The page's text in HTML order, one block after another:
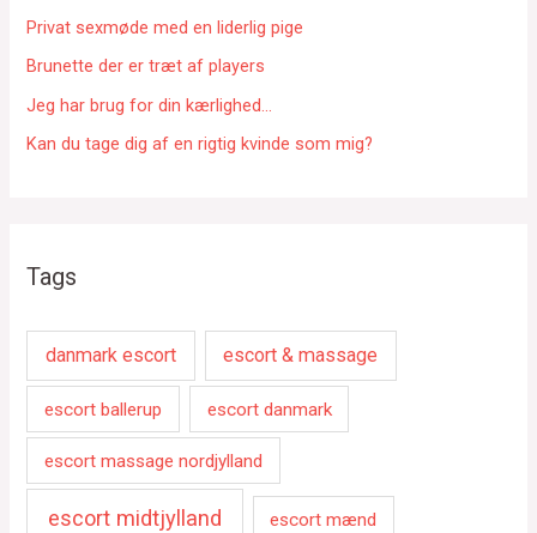
r
:
Privat sexmøde med en liderlig pige
Brunette der er træt af players
Jeg har brug for din kærlighed…
Kan du tage dig af en rigtig kvinde som mig?
Tags
danmark escort escort & massage
escort ballerup escort danmark
escort massage nordjylland
escort midtjylland escort mænd